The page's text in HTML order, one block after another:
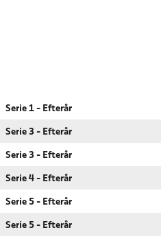
Serie 1 - Efterår
Serie 3 - Efterår
Serie 3 - Efterår
Serie 4 - Efterår
Serie 5 - Efterår
Serie 5 - Efterår